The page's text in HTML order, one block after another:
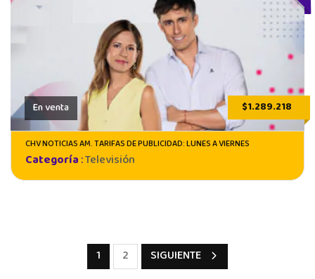
En venta $1.289.218
CHV NOTICIAS AM. TARIFAS DE PUBLICIDAD: LUNES A VIERNES
Categoría:Televisión
1 2 SIGUIENTE